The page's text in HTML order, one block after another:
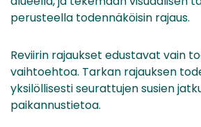
perusteella todennäköisin rajaus.
Reviirin rajaukset edustavat vain
vaihtoehtoa. Tarkan rajauksen
yksilöllisesti seurattujen susien
paikannustietoa.